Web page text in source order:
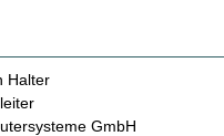
Halter
GmbH